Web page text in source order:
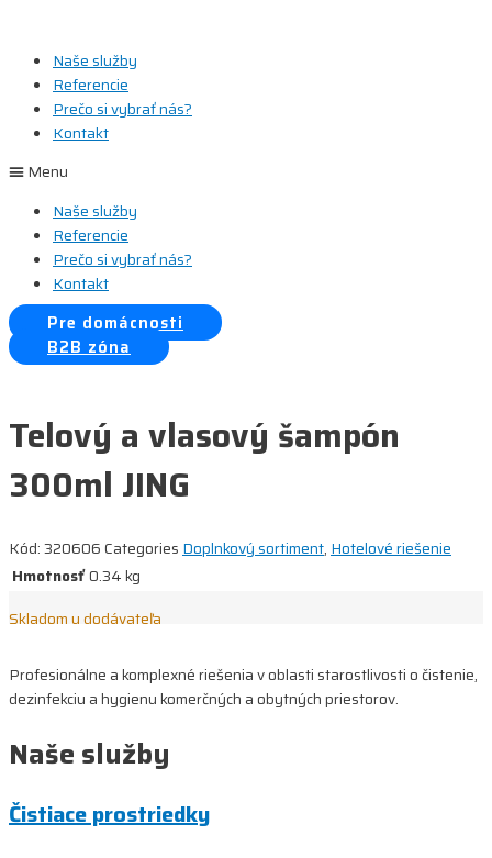
obsah Naše služby
Referencie
Prečo si vybrať nás?
Kontakt
Menu
Naše služby
Referencie
Prečo si vybrať nás?
Kontakt
Pre domácnosti
B2B zóna
Telový a vlasový šampón
300ml JING
Kód:320606CategoriesDoplnkový sortiment,Hotelové riešenie
Hmotnosť0.34 kg
Skladom u dodávateľa
Profesionálne a komplexné riešenia v oblasti starostlivosti o čistenie,
dezinfekciu a hygienu komerčných a obytných priestorov.
Naše služby
Čistiace prostriedky